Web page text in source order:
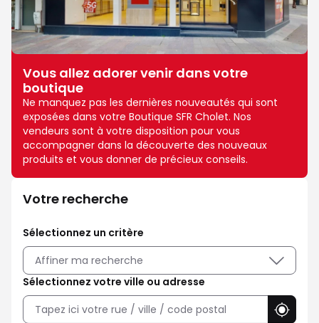
Vous allez adorer venir dans votre
boutique
Ne manquez pas les dernières nouveautés qui sont
exposées dans votre Boutique SFR Cholet. Nos
vendeurs sont à votre disposition pour vous
accompagner dans la découverte des nouveaux
produits et vous donner de précieux conseils.
Votre recherche
Sélectionnez un critère
Affiner ma recherche
Sélectionnez votre ville ou adresse